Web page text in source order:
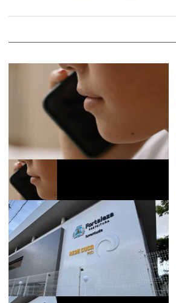
Bloqueio de chamadas indesejadas
avança para novas regras de
verificação